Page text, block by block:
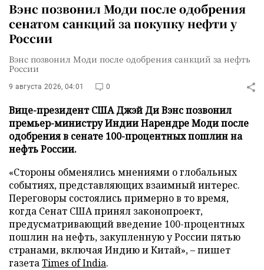
Вэнс позвонил Моди после одобрения
сенатом санкций за покупку нефти у
России
Вэнс позвонил Моди после одобрения санкций за нефть
России
9 августа 2026, 04:01 0
Вице-президент США Джэй Ди Вэнс позвонил
премьер-министру Индии Нарендре Моди после
одобрения в сенате 100-процентных пошлин на
нефть России.
«Стороны обменялись мнениями о глобальных
событиях, представляющих взаимный интерес.
Переговоры состоялись примерно в то время,
когда Сенат США принял законопроект,
предусматривающий введение 100-процентных
пошлин на нефть, закупленную у России пятью
странами, включая Индию и Китай», – пишет
газетаTimes of India.